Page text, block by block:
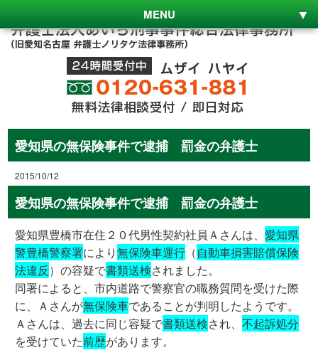
MENU
愛知県の無保険事件で逮捕 罰金の弁護士
2015/10/12
愛知県の無保険事件で逮捕 罰金の弁護士
愛知県豊橋市在住２０代男性契約社員Ａさんは、愛知県
警豊橋警察署により無保険車運行 （自動車損害賠償保険
法違反）の容疑で書類送検されました。
同署によると、市内道路で警察官の職務質問を受けた際
に、Ａさんが無保険車であることが判明したようです。
Ａさんは、過去に同じ容疑で書類送検され、不起訴処分
を受けていた前歴があります。